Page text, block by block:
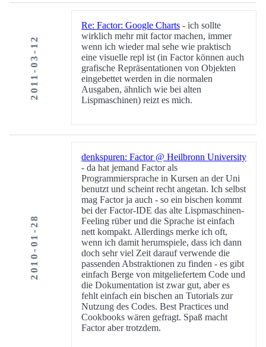
2011-03-12
Re: Factor: Google Charts - ich sollte
wirklich mehr mit factor machen, immer
wenn ich wieder mal sehe wie praktisch
eine visuelle repl ist (in Factor können auch
grafische Repräsentationen von Objekten
eingebettet werden in die normalen
Ausgaben, ähnlich wie bei alten
Lispmaschinen) reizt es mich.
2010-01-28
denkspuren: Factor @ Heilbronn University
- da hat jemand Factor als
Programmiersprache in Kursen an der Uni
benutzt und scheint recht angetan. Ich selbst
mag Factor ja auch - so ein bischen kommt
bei der Factor-IDE das alte Lispmaschinen-
Feeling rüber und die Sprache ist einfach
nett kompakt. Allerdings merke ich oft,
wenn ich damit herumspiele, dass ich dann
doch sehr viel Zeit darauf verwende die
passenden Abstraktionen zu finden - es gibt
einfach Berge von mitgeliefertem Code und
die Dokumentation ist zwar gut, aber es
fehlt einfach ein bischen an Tutorials zur
Nutzung des Codes. Best Practices und
Cookbooks wären gefragt. Spaß macht
Factor aber trotzdem.